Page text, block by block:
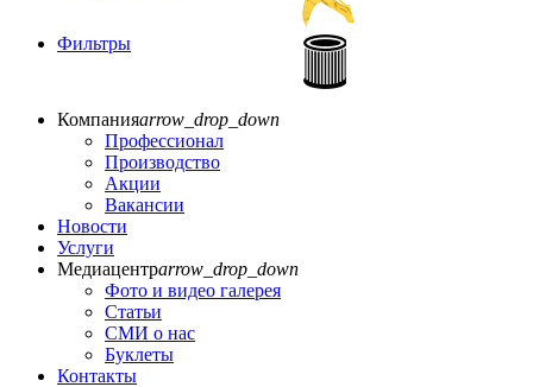
Фильтры
Компанияarrow_drop_down
Профессионал
Производство
Акции
Вакансии
Новости
Услуги
Медиацентрarrow_drop_down
Фото и видео галерея
Статьи
СМИ о нас
Буклеты
Контакты